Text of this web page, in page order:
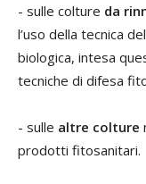
- sulle colture da
l’uso della tecnica
biologica, intesa
tecniche di difesa
- sulle altre colture
prodotti fitosanitari.